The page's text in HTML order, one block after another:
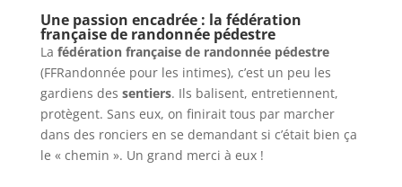
Une passion encadrée : la fédération
française de randonnée pédestre
La fédération française de randonnée pédestre
(FFRandonnée pour les intimes), c’est un peu les
gardiens des sentiers. Ils balisent, entretiennent,
protègent. Sans eux, on finirait tous par marcher
dans des ronciers en se demandant si c’était bien ça
le « chemin ». Un grand merci à eux !